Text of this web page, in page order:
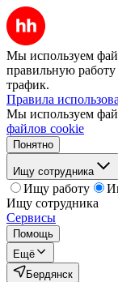
Мы используем
правильную работу
трафик.
Правила
Мы используем
файлов cookie
Понятно
Ищу сотрудника
Ищу работу
Ищу сотрудника
Сервисы
Помощь
Ещё
Бердянск